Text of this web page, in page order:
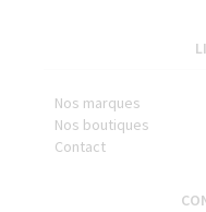
Nos marques
Nos boutiques
Contact